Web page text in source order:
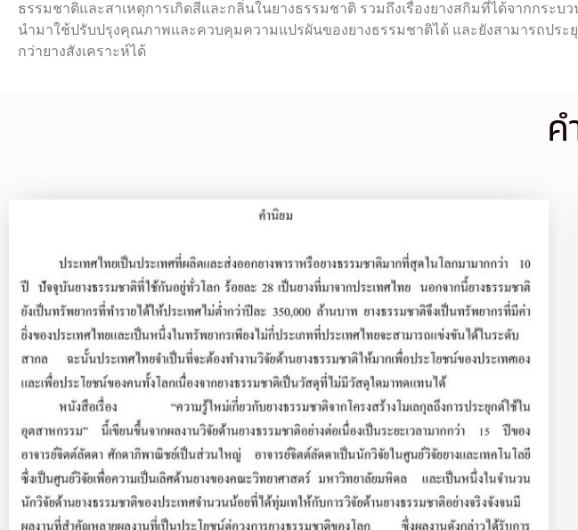
ธรรมชาติและสาเหตุการเกิดสีและกลิ่นในยางธรรมชาติ รวมถึงเรื่องยางสกิมที่ได้จากกระ
นำมาใช้ปรับปรุงคุณภาพและควบคุมความแปรผันของยางธรรมชาติได้ และยังสามารถปร
กว่ายางสังเคราะห์ได้